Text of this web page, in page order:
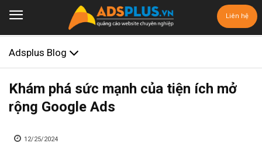
Liên hệ
Adsplus Blog
Khám phá sức mạnh của tiện ích mở
rộng Google Ads
12/25/2024